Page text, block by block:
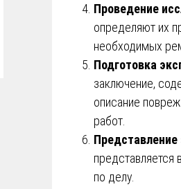
Проведение
определяют их
необходимых
Подготовка
заключение,
описание
работ.
представляется
по делу.